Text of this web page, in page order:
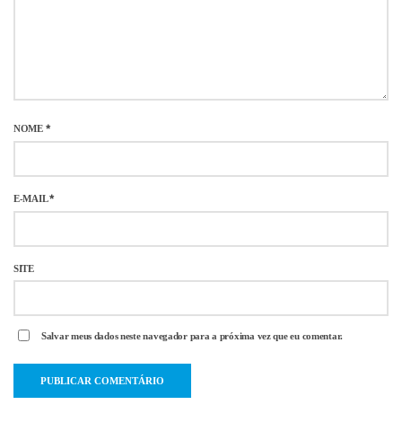
NOME *
E-MAIL*
SITE
Salvar meus dados neste navegador para a próxima vez que eu comentar.